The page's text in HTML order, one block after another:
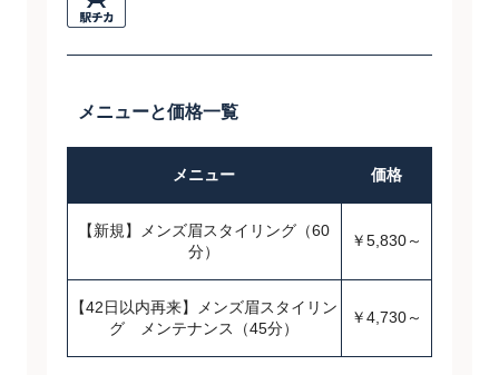
メニューと価格一覧
メニュー 価格
【新規】メンズ眉スタイリング（60
分）
￥5,830～
【42日以内再来】メンズ眉スタイリン
グ メンテナンス（45分）
￥4,730～